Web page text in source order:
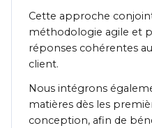
Cette approche
méthodologie agile et
réponses cohérentes
client.
Nous intégrons
matières dès les
conception, afin de